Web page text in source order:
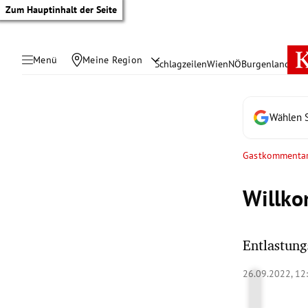
Zum Hauptinhalt der Seite
Menü Meine Region SchlagzeilenWienNÖBurgenland
Wählen
26.09.2022,